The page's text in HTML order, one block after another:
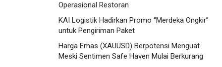
Operasional Restoran
KAI Logistik Hadirkan Promo “Merdeka Ongkir”
untuk Pengiriman Paket
Harga Emas (XAUUSD) Berpotensi Menguat
Meski Sentimen Safe Haven Mulai Berkurang